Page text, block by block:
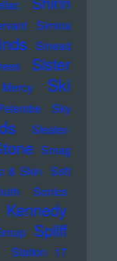
Simina
Sinead
Sister
Ski
Sky
Sleater-
Smag
& Skin Soft
Sonics
Spliff
Station 17